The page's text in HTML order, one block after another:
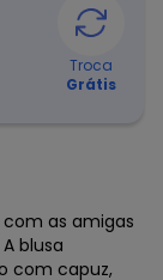
Troca
Grátis
as amigas
blusa
com capuz,